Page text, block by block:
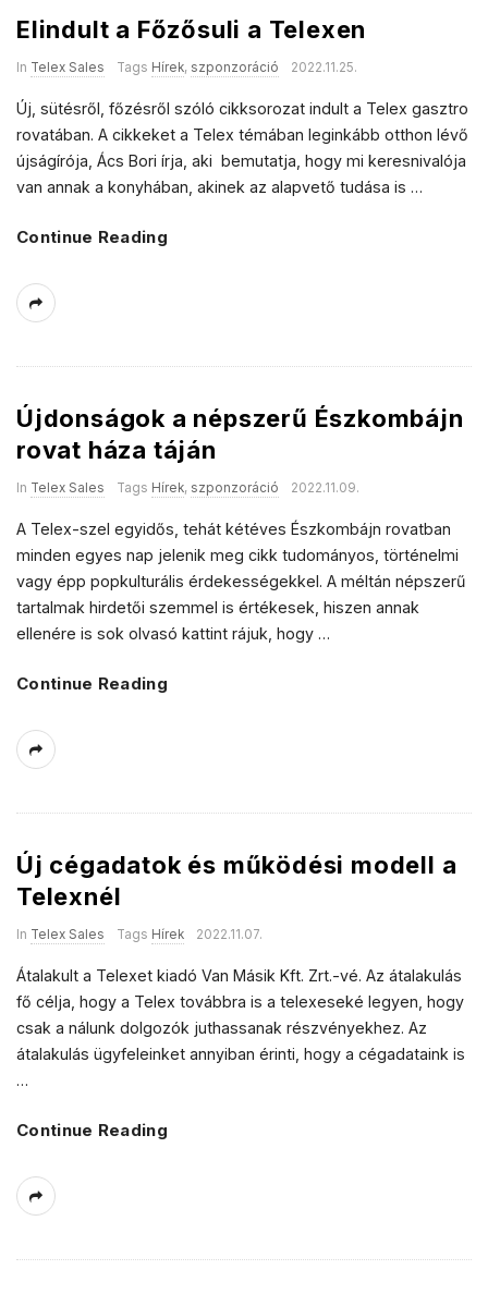
Elindult a Főzősuli a Telexen
In Telex Sales Tags Hírek, szponzoráció 2022.11.25.
Új, sütésről, főzésről szóló cikksorozat indult a Telex gasztro
rovatában. A cikkeket a Telex témában leginkább otthon lévő
újságírója, Ács Bori írja, aki bemutatja, hogy mi keresnivalója
van annak a konyhában, akinek az alapvető tudása is …
Continue Reading
Újdonságok a népszerű Észkombájn
rovat háza táján
In Telex Sales Tags Hírek, szponzoráció 2022.11.09.
A Telex-szel egyidős, tehát kétéves Észkombájn rovatban
minden egyes nap jelenik meg cikk tudományos, történelmi
vagy épp popkulturális érdekességekkel. A méltán népszerű
tartalmak hirdetői szemmel is értékesek, hiszen annak
ellenére is sok olvasó kattint rájuk, hogy …
Continue Reading
Új cégadatok és működési modell a
Telexnél
In Telex Sales Tags Hírek 2022.11.07.
Átalakult a Telexet kiadó Van Másik Kft. Zrt.-vé. Az átalakulás
fő célja, hogy a Telex továbbra is a telexeseké legyen, hogy
csak a nálunk dolgozók juthassanak részvényekhez. Az
átalakulás ügyfeleinket annyiban érinti, hogy a cégadataink is
…
Continue Reading